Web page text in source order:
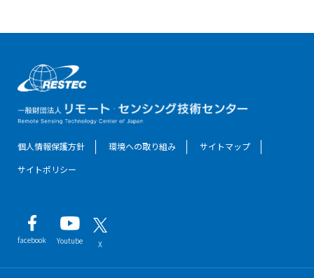
個人情報保護方針 環境への取り組み
サイトマップ
サイトポリシー
facebook Youtube X